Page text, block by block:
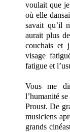
voulait que je
où elle
savait qu’il
aurait plus de
couchais et
visage
fatigue et
Vous me
l’humanité
Proust. De
musiciens
grands